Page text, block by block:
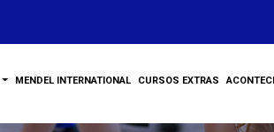
MENDEL INTERNATIONAL CURSOS EXTRAS